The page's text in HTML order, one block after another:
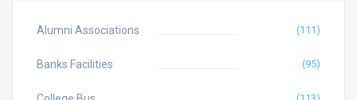
Alumni Associations (111)
Banks Facilities (95)